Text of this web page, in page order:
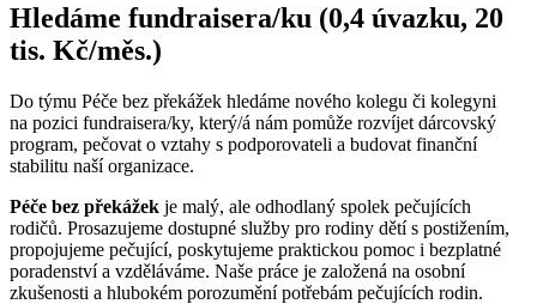
Hledáme fundraisera/ku (0,4 úvazku, 20
tis. Kč/měs.)
Do týmu Péče bez překážek hledáme nového kolegu či kolegyni
na pozici fundraisera/ky, který/á nám pomůže rozvíjet dárcovský
program, pečovat o vztahy s podporovateli a budovat finanční
stabilitu naší organizace.
Péče bez překážek je malý, ale odhodlaný spolek pečujících
rodičů. Prosazujeme dostupné služby pro rodiny dětí s postižením,
propojujeme pečující, poskytujeme praktickou pomoc i bezplatné
poradenství a vzděláváme. Naše práce je založená na osobní
zkušenosti a hlubokém porozumění potřebám pečujících rodin.